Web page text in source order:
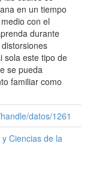
en un tiempo
con el
durante
sola este tipo de
se pueda
familiar como
datos/1261
Ciencias de la